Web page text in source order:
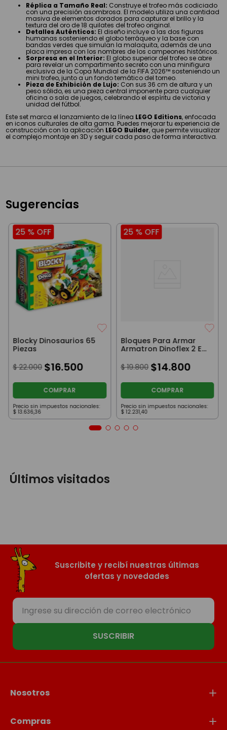
Réplica a Tamaño Real: Construye el trofeo más codiciado
con una precisión asombrosa. El modelo utiliza una cantidad
masiva de elementos dorados para capturar el brillo y la
textura del oro de 18 quilates del trofeo original.
Detalles Auténticos: El diseño incluye a las dos figuras
humanas sosteniendo el globo terráqueo y la base con
bandas verdes que simulan la malaquita, además de una
placa impresa con los nombres de los campeones históricos.
Sorpresa en el Interior: El globo superior del trofeo se abre
para revelar un compartimento secreto con una minifigura
exclusiva de la Copa Mundial de la FIFA 2026™ sosteniendo un
mini trofeo, junto a un fondo temático del torneo.
Pieza de Exhibición de Lujo: Con sus 36 cm de altura y un
peso sólido, es una pieza central imponente para cualquier
oficina o sala de juegos, celebrando el espíritu de victoria y
unidad del fútbol.
Este set marca el lanzamiento de la línea LEGO Editions, enfocada
en iconos culturales de alta gama. Puedes mejorar tu experiencia de
construcción con la aplicación LEGO Builder, que permite visualizar
el complejo montaje en 3D y seguir cada paso de forma interactiva.
Sugerencias
25 % OFF
Blocky Dinosaurios 65
Piezas
$ 22.000 $16.500
COMPRAR
Precio sin impuestos nacionales:
$ 13.636,36
25 % OFF
Bloques Para Armar
Armatron Dinoflex 2 En
$ 19.800 $14.800
COMPRAR
Precio sin impuestos nacionales:
$ 12.231,40
Últimos visitados
Suscribite y recibí nuestras últimas
ofertas y novedades
SUSCRIBIR
Nosotros
Compras